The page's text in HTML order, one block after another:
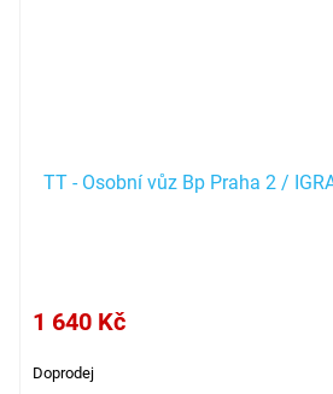
TT - Osobní vůz Bp Praha 2 /
1 640 Kč
Doprodej